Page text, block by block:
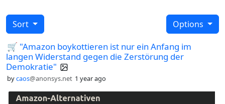
Sort Options
🛒 "Amazon boykottieren ist nur ein Anfang im
langen Widerstand gegen die Zerstörung der
Demokratie"
bycaos@anonsys.net 1 year ago